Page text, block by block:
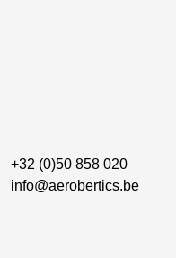
+32 (0)50 858 020
info@aerobertics.be